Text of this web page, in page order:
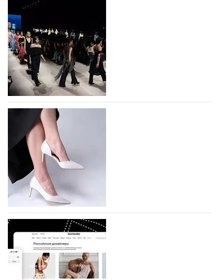
На участие в Московской неделе моды
подано 1047 заявок
На участие в седьмой Московской неделе моды,
которая пройдет в российской столице с 26 сентября
по 1 октября, уже подано 1047 заявок. Примерно
половину из них (494) прислали дизайнеры,
коллекции которых не были представлены в…
07.08.2026 469
BALLINA представит свои новинки на Euro
Shoes
Компания BALLINA Guangzhou Lihuang Footwear
Co., Ltd., основанная в 2011 году и расположенная в